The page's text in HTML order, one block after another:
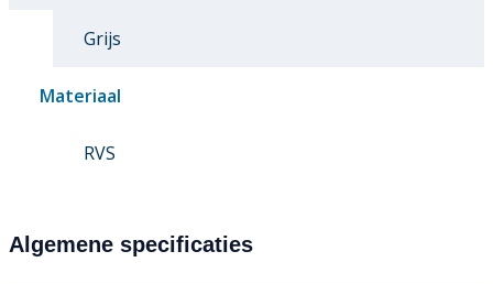
Grijs
Materiaal
RVS
Algemene specificaties